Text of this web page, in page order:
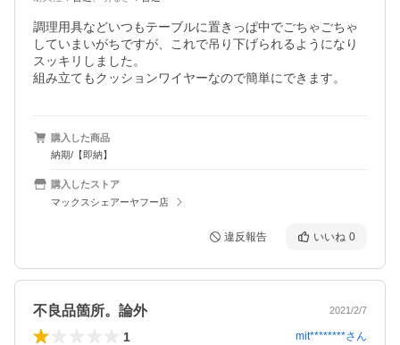
調理用具などいつもテーブルに置きっぱ中でごちゃごちゃ
していまいがちですが、これで吊り下げられるようになり
スッキリしました。
組み立てもクッションワイヤーなので簡単にできます。
購入した商品
納期/【即納】
購入したストア
マックスシェアーヤフー店
違反報告 いいね 0
不良品箇所。論外 2021/2/7
1 mit********さん